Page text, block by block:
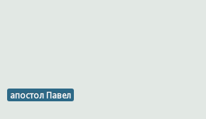
апостол Павел